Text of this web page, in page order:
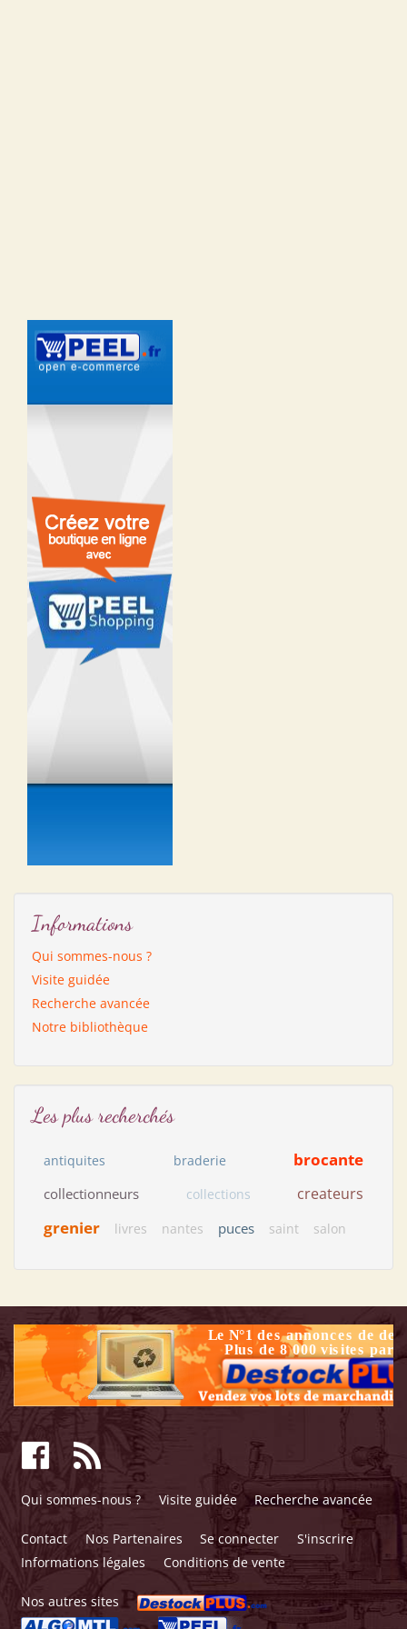
Informations
Qui sommes-nous ?
Visite guidée
Recherche avancée
Notre bibliothèque
Les plus recherchés
antiquites braderie brocante
collectionneurs collections createurs
grenier livres nantes puces saint salon
Qui sommes-nous ? Visite guidée Recherche avancée
Contact Nos Partenaires Se connecter
S'inscrire
Informations légales
Conditions de vente
Nos autres sites